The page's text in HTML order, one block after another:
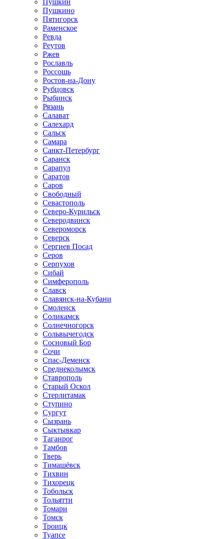
Пушкин
Пушкино
Пятигорск
Раменское
Ревда
Реутов
Ржев
Рославль
Россошь
Ростов-на-Дону
Рубцовск
Рыбинск
Рязань
Салават
Салехард
Сальск
Самара
Санкт-Петербург
Саранск
Сарапул
Саратов
Саров
Свободный
Севастополь
Северо-Курильск
Северодвинск
Североморск
Северск
Сергиев Посад
Серов
Серпухов
Сибай
Симферополь
Славск
Славянск-на-Кубани
Смоленск
Соликамск
Солнечногорск
Сольвычегодск
Сосновый Бор
Сочи
Спас-Деменск
Среднеколымск
Ставрополь
Старый Оскол
Стерлитамак
Ступино
Сургут
Сызрань
Сыктывкар
Таганрог
Тамбов
Тверь
Тимашёвск
Тихвин
Тихорецк
Тобольск
Тольятти
Томари
Томск
Троицк
Туапсе